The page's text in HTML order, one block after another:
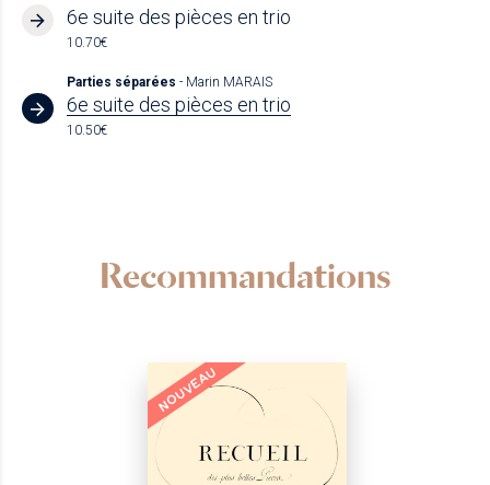
6e suite des pièces en trio
10.70€
Parties séparées - Marin MARAIS
6e suite des pièces en trio
10.50€
Recommandations
NOUVEAU